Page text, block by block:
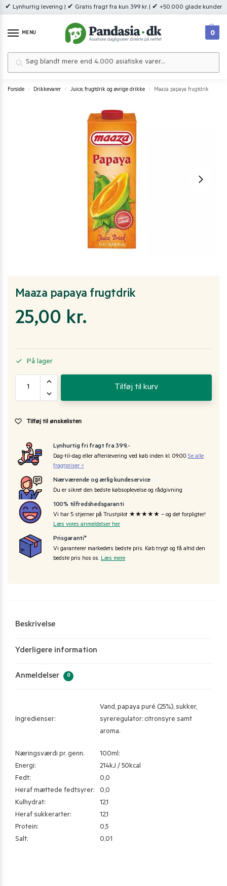
✔ Lynhurtig levering | ✔ Gratis fragt fra kun 399 kr. | ✔ +50.000 glade kunder
MENU 0
Forside / Drikkevarer / Juice, frugtdrik og øvrige drikke / Maaza papaya frugtdrik
Maaza papaya frugtdrik
25,00 kr.
På lager
Tilføj til kurv
Tilføj til ønskelisten
Lynhurtig fri fragt fra 399,-
Dag-til-dag eller aftenlevering ved køb inden kl. 09:00 Se alle
fragtpriser >
Nærværende og ærlig kundeservice
Du er sikret den bedste købsoplevelse og rådgivning
100% tilfredshedsgaranti
Vi har 5 stjerner på Trustpilot ★★★★★ – og det forpligter!
Læs vores anmeldelser her
Prisgaranti*
Vi garanterer markedets bedste pris. Køb trygt og få altid den
bedste pris hos os. Læs mere
Beskrivelse
Yderligere information
Anmeldelser 0
Ingredienser:
Vand, papaya puré (25%), sukker,
syreregulator: citronsyre samt
aroma.
Næringsværdi pr. genn.
100ml:
Energi:
214kJ / 50kcal
Fedt:
0,0
Heraf mættede fedtsyrer:
0,0
Kulhydrat:
12,1
Heraf sukkerarter:
12,1
Protein:
0,5
Salt:
0,01